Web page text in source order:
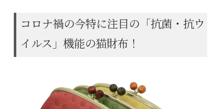
コロナ禍の今特に注目の「抗菌・抗ウ
イルス」機能の猫財布！